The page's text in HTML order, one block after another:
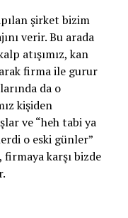
şirket bizim
verir. Bu arada
atışımız, kan
firma ile gurur
da o
kişiden
ve “heh tabi ya
o eski günler”
firmaya karşı bizde